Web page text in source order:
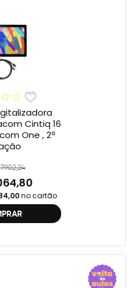
Cintiq 16
One , 2ª
no cartão